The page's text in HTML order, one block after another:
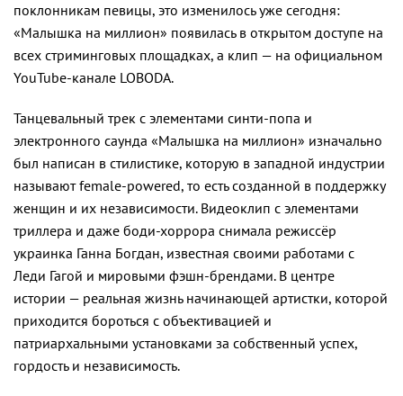
поклонникам певицы, это изменилось уже сегодня:
«Малышка на миллион» появилась в открытом доступе на
всех стриминговых площадках, а клип — на официальном
YouTube-канале LOBODA.
Танцевальный трек с элементами синти-попа и
электронного саунда «Малышка на миллион» изначально
был написан в стилистике, которую в западной индустрии
называют female-powered, то есть созданной в поддержку
женщин и их независимости. Видеоклип с элементами
триллера и даже боди-хоррора снимала режиссёр
украинка Ганна Богдан, известная своими работами с
Леди Гагой и мировыми фэшн-брендами. В центре
истории — реальная жизнь начинающей артистки, которой
приходится бороться с объективацией и
патриархальными установками за собственный успех,
гордость и независимость.